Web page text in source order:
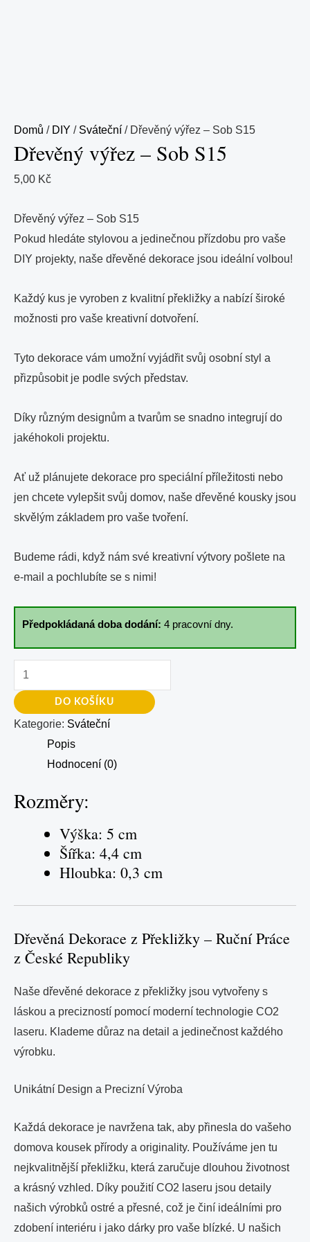
Domů / DIY / Sváteční / Dřevěný výřez – Sob S15
Dřevěný výřez – Sob S15
5,00 Kč
Dřevěný výřez – Sob S15
Pokud hledáte stylovou a jedinečnou přízdobu pro vaše
DIY projekty, naše dřevěné dekorace jsou ideální volbou!
Každý kus je vyroben z kvalitní překližky a nabízí široké
možnosti pro vaše kreativní dotvoření.
Tyto dekorace vám umožní vyjádřit svůj osobní styl a
přizpůsobit je podle svých představ.
Díky různým designům a tvarům se snadno integrují do
jakéhokoli projektu.
Ať už plánujete dekorace pro speciální příležitosti nebo
jen chcete vylepšit svůj domov, naše dřevěné kousky jsou
skvělým základem pro vaše tvoření.
Budeme rádi, když nám své kreativní výtvory pošlete na
e-mail a pochlubíte se s nimi!
Předpokládaná doba dodání: 4 pracovní dny.
DO KOŠÍKU
Kategorie: Sváteční
Popis
Hodnocení (0)
Rozměry:
Výška: 5 cm
Šířka: 4,4 cm
Hloubka: 0,3 cm
Dřevěná Dekorace z Překližky – Ruční Práce
z České Republiky
Naše dřevěné dekorace z překližky jsou vytvořeny s
láskou a precizností pomocí moderní technologie CO2
laseru. Klademe důraz na detail a jedinečnost každého
výrobku.
Unikátní Design a Precizní Výroba
Každá dekorace je navržena tak, aby přinesla do vašeho
domova kousek přírody a originality. Používáme jen tu
nejkvalitnější překližku, která zaručuje dlouhou životnost
a krásný vzhled. Díky použití CO2 laseru jsou detaily
našich výrobků ostré a přesné, což je činí ideálními pro
zdobení interiéru i jako dárky pro vaše blízké. U našich